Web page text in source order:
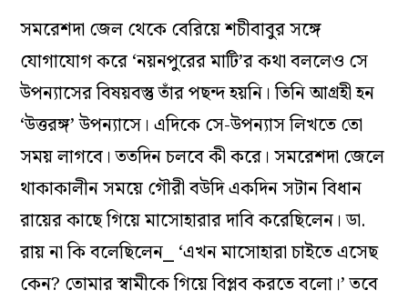
সমরেশদা জেল থেকে বেরিয়ে শচীবাবুর সঙ্গে
যোগাযোগ করে ‘নয়নপুরের মাটি’র কথা বললেও সে
উপন্যাসের বিষয়বস্তু তাঁর পছন্দ হয়নি। তিনি আগ্রহী হন
‘উত্তরঙ্গ’ উপন্যাসে। এদিকে সে-উপন্যাস লিখতে তো
সময় লাগবে। ততদিন চলবে কী করে। সমরেশদা জেলে
থাকাকালীন সময়ে গৌরী বউদি একদিন সটান বিধান
রায়ের কাছে গিয়ে মাসোহারার দাবি করেছিলেন। ডা.
রায় না কি বলেছিলেন⎯ ‘এখন মাসোহারা চাইতে এসেছ
কেন? তোমার স্বামীকে গিয়ে বিপ্লব করতে বলো।’ তবে